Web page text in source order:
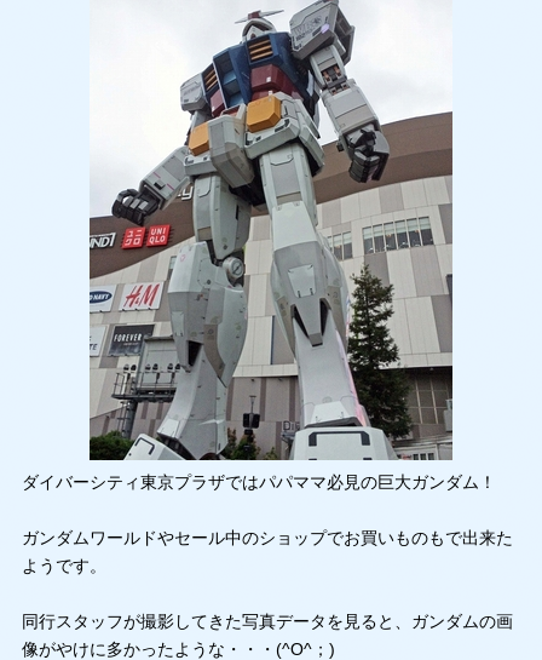
ダイバーシティ東京プラザではパパママ必見の巨大ガンダム！
ガンダムワールドやセール中のショップでお買いものもで出来た
ようです。
同行スタッフが撮影してきた写真データを見ると、ガンダムの画
像がやけに多かったような・・・(^O^；)